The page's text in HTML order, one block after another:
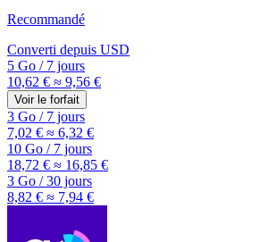
Recommandé
Converti depuis USD
5 Go /7 jours
10,62 € ≈ 9,56 €
Voir le forfait
3 Go /7 jours
7,02 € ≈ 6,32 €
10 Go /7 jours
18,72 € ≈ 16,85 €
3 Go /30 jours
8,82 € ≈ 7,94 €